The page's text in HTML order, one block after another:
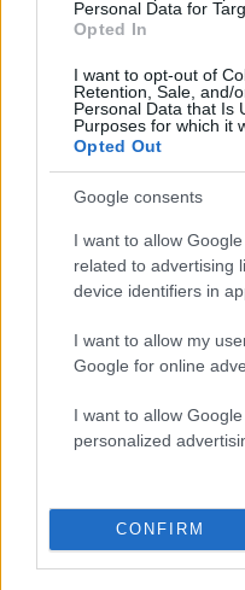
Personal Data for
Opted In
I want to opt-out of
Retention, Sale, and/
Personal Data that Is
Purposes for which it
Opted Out
Google consents
I want to allow
related to advertising
device identifiers in
I want to allow my
Google for online
I want to allow
personalized
CONFIRM
με τα δύο παιδιά
έπαιζε Τσιτσάνη
πρότεινε
Θρήνος για τον
πατέρας του, Χόρχε
Ελίζαμπεθ
πάρουν την ευχή
Τζο Μπάιντεν: «Ο
είναι πολύ
Πιο
Βγήκαν ξανά τα
για τη
Απίστευτο κι
Aναστέλλονται